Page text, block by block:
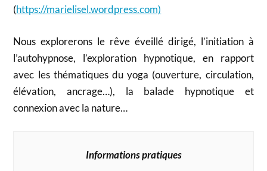
(https://marielisel.wordpress.com)
Nous explorerons le rêve éveillé dirigé, l’initiation à
l’autohypnose, l’exploration hypnotique, en rapport
avec les thématiques du yoga (ouverture, circulation,
élévation, ancrage…), la balade hypnotique et
connexion avec la nature…
Informations pratiques